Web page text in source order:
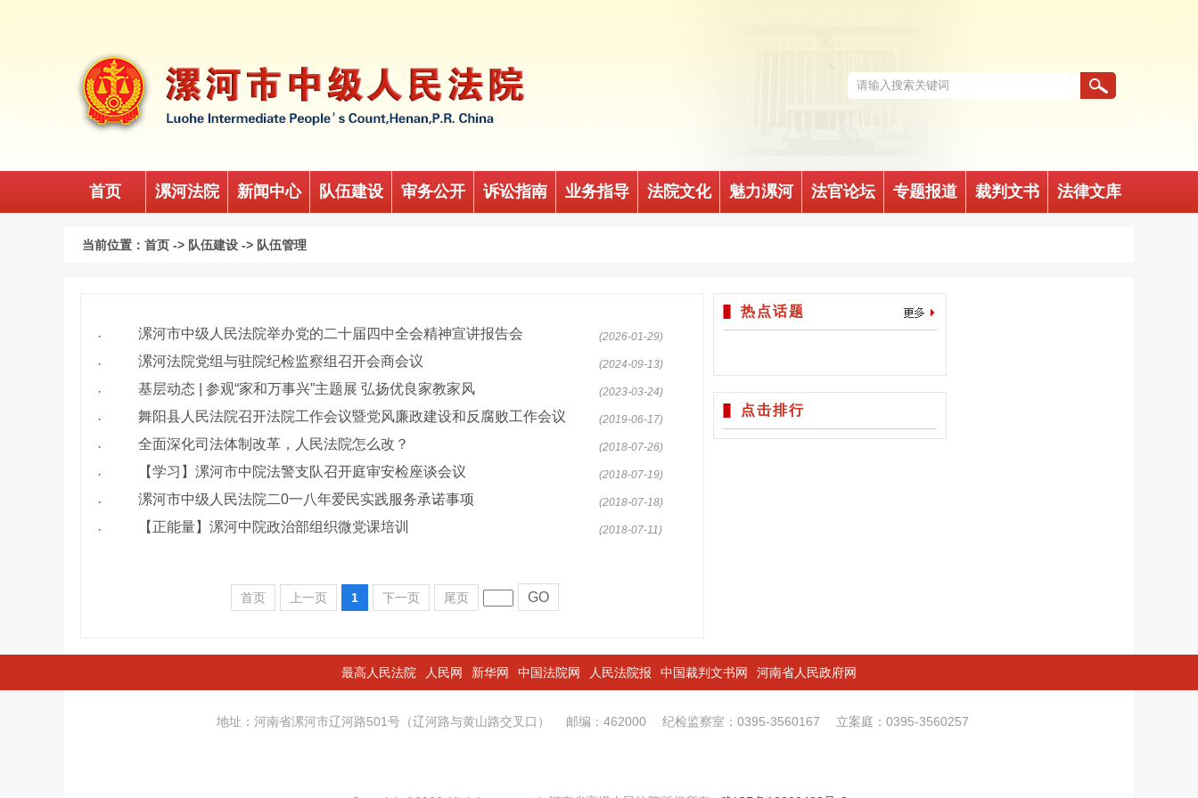
首页 漯河法院 新闻中心 队伍建设 审务公开 诉讼指南 业务指导 法院文化 魅力漯河 法官论坛 专题报道 裁判文书 法律文库
当前位置： 首页 -> 队伍建设 -> 队伍管理
· 漯河市中级人民法院举办党的二十届四中全会精神宣讲报告会 (2026-01-29)
· 漯河法院党组与驻院纪检监察组召开会商会议 (2024-09-13)
· 基层动态 | 参观“家和万事兴”主题展 弘扬优良家教家风 (2023-03-24)
· 舞阳县人民法院召开法院工作会议暨党风廉政建设和反腐败工作会议 (2019-06-17)
· 全面深化司法体制改革，人民法院怎么改？ (2018-07-26)
· 【学习】漯河市中院法警支队召开庭审安检座谈会议 (2018-07-19)
· 漯河市中级人民法院二0一八年爱民实践服务承诺事项 (2018-07-18)
· 【正能量】漯河中院政治部组织微党课培训 (2018-07-11)
首页 上一页 1 下一页 尾页 GO
热点话题
点击排行
最高人民法院 人民网 新华网 中国法院网 人民法院报 中国裁判文书网 河南省人民政府网
地址：河南省漯河市辽河路501号（辽河路与黄山路交叉口） 邮编：462000 纪检监察室：0395-3560167 立案庭：0395-3560257